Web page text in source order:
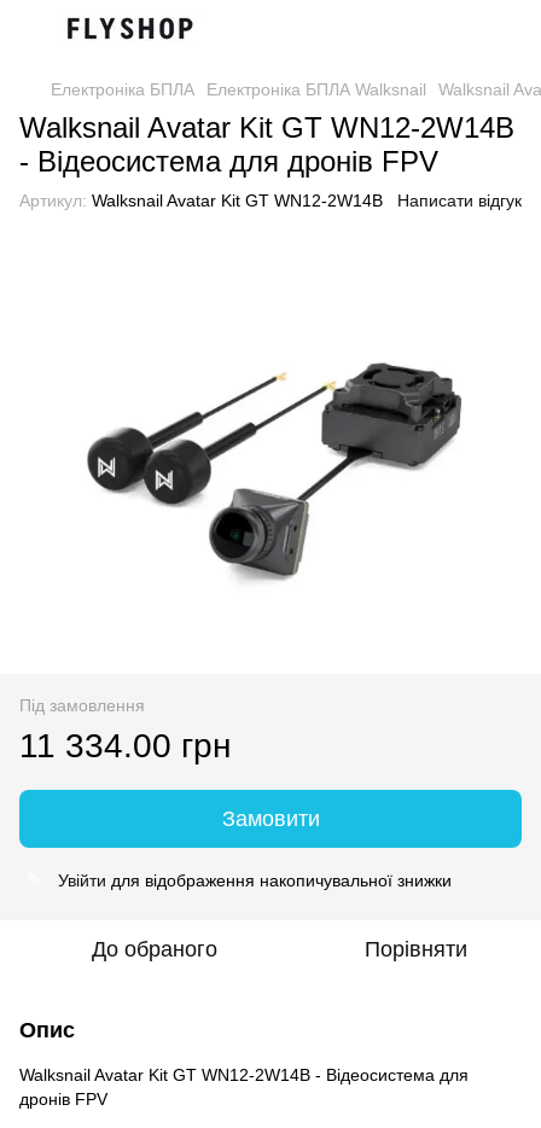
Електроніка БПЛА Електроніка БПЛА Walksnail Walksnail
Walksnail Avatar Kit GT WN12-2W14B
- Відеосистема для дронів FPV
Артикул: Walksnail Avatar Kit GT WN12-2W14B Написати відгук
Під замовлення
11 334.00 грн
Замовити
Увійти для відображення накопичувальної знижки
До обраного Порівняти
Опис
Walksnail Avatar Kit GT WN12-2W14B - Відеосистема для
дронів FPV